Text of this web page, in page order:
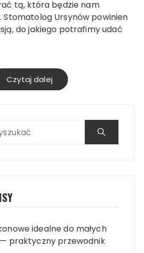
tą, która będzie nam
Stomatolog Ursynów powinien
do jakiego potrafimy udać
Czytaj dalej
idealne do małych
praktyczny przewodnik